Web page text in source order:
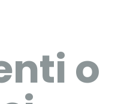
o